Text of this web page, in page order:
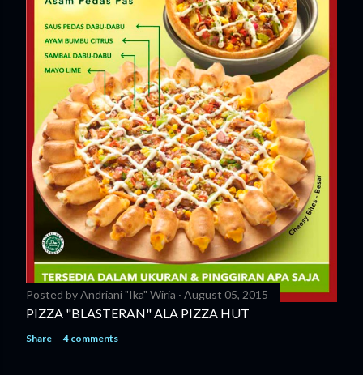
Posted byAndriani "Ika" Wiria August 05, 2015
PIZZA "BLASTERAN" ALA PIZZA HUT
Share 4 comments